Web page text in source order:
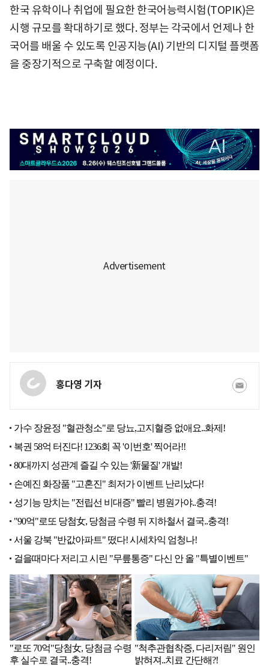
한국 유학이나 취업에 필요한 한국어능력시험(TOPIK)은
시행 규모를 확대하기로 했다. 정부는 각국에서 언제나 한
국어를 배울 수 있도록 인공지능(AI) 기반의 디지털 플랫폼
을 중장기적으로 구축할 예정이다.
홍다영 기자